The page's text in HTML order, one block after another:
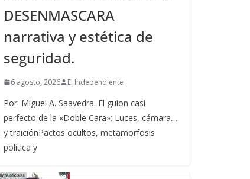
DESENMASCARA
narrativa y estética de
seguridad.
6 agosto, 2026 El Independiente
Por: Miguel A. Saavedra. El guion casi
perfecto de la «Doble Cara»: Luces, cámara…
y traiciónPactos ocultos, metamorfosis
política y